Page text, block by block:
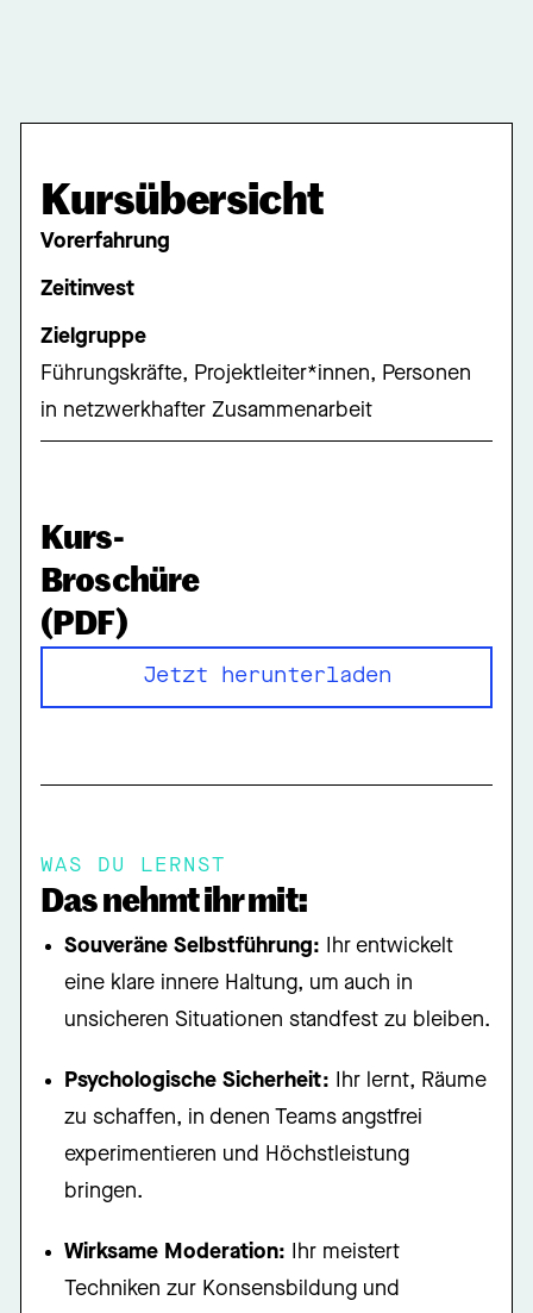
Kursübersicht
Vorerfahrung
Zeitinvest
Zielgruppe
Führungskräfte, Projektleiter*innen, Personen
in netzwerkhafter Zusammenarbeit
Kurs-
Broschüre
(PDF)
Jetzt herunterladen
WAS DU LERNST
Das nehmt ihr mit:
Souveräne Selbstführung: Ihr entwickelt
eine klare innere Haltung, um auch in
unsicheren Situationen standfest zu bleiben.
Psychologische Sicherheit: Ihr lernt, Räume
zu schaffen, in denen Teams angstfrei
experimentieren und Höchstleistung
bringen.
Wirksame Moderation: Ihr meistert
Techniken zur Konsensbildung und